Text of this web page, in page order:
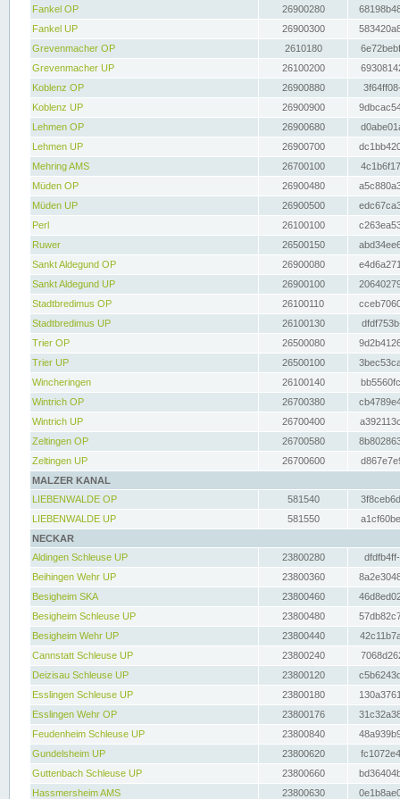
Fankel OP
26900280
Fankel UP
26900300
Grevenmacher OP
2610180
Grevenmacher UP
26100200
Koblenz OP
26900880
Koblenz UP
26900900
Lehmen OP
26900680
Lehmen UP
26900700
Mehring AMS
26700100
Müden OP
26900480
Müden UP
26900500
Perl
26100100
Ruwer
26500150
Sankt Aldegund OP
26900080
Sankt Aldegund UP
26900100
Stadtbredimus OP
26100110
Stadtbredimus UP
26100130
Trier OP
26500080
Trier UP
26500100
Wincheringen
26100140
Wintrich OP
26700380
Wintrich UP
26700400
Zeltingen OP
26700580
Zeltingen UP
26700600
MALZER KANAL
LIEBENWALDE OP
581540
LIEBENWALDE UP
581550
NECKAR
Aldingen Schleuse UP
23800280
Beihingen Wehr UP
23800360
Besigheim SKA
23800460
Besigheim Schleuse UP
23800480
Besigheim Wehr UP
23800440
Cannstatt Schleuse UP
23800240
Deizisau Schleuse UP
23800120
Esslingen Schleuse UP
23800180
Esslingen Wehr OP
23800176
Feudenheim Schleuse UP
23800840
Gundelsheim UP
23800620
Guttenbach Schleuse UP
23800660
Hassmersheim AMS
23800630